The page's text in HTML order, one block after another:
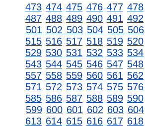
473 474 475 476 477 478
487 488 489 490 491 492
501 502 503 504 505 506
515 516 517 518 519 520
529 530 531 532 533 534
543 544 545 546 547 548
557 558 559 560 561 562
571 572 573 574 575 576
585 586 587 588 589 590
599 600 601 602 603 604
613 614 615 616 617 618